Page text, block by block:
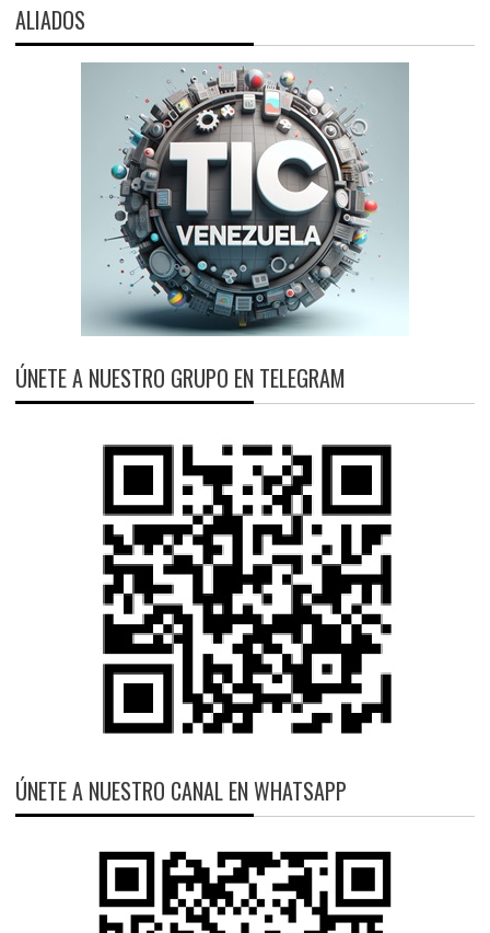
ALIADOS
ÚNETE A NUESTRO GRUPO EN TELEGRAM
ÚNETE A NUESTRO CANAL EN WHATSAPP